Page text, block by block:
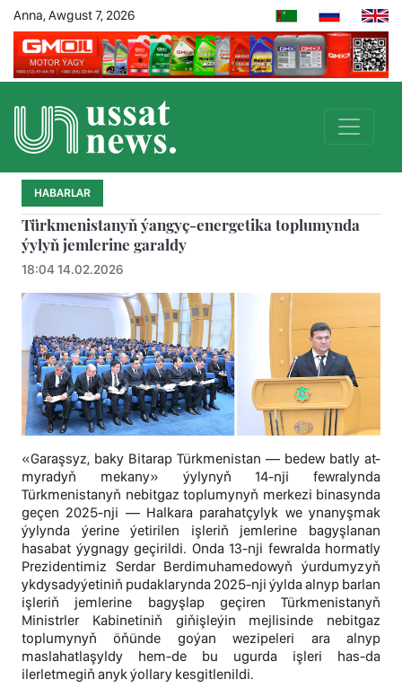
Anna, Awgust 7, 2026
HABARLAR
Türkmenistanyň ýangyç-energetika toplumynda
ýylyň jemlerine garaldy
18:04 14.02.2026
«Garaşsyz, baky Bitarap Türkmenistan — bedew batly at-
myradyň mekany» ýylynyň 14-nji fewralynda
Türkmenistanyň nebitgaz toplumynyň merkezi binasynda
geçen 2025-nji — Halkara parahatçylyk we ynanyşmak
ýylynda ýerine ýetirilen işleriň jemlerine bagyşlanan
hasabat ýygnagy geçirildi. Onda 13-nji fewralda hormatly
Prezidentimiz Serdar Berdimuhamedowyň ýurdumyzyň
ykdysadyýetiniň pudaklarynda 2025-nji ýylda alnyp barlan
işleriň jemlerine bagyşlap geçiren Türkmenistanyň
Ministrler Kabinetiniň giňişleýin mejlisinde nebitgaz
toplumynyň öňünde goýan wezipeleri ara alnyp
maslahatlaşyldy hem-de bu ugurda işleri has-da
ilerletmegiň anyk ýollary kesgitlenildi.